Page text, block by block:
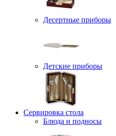
Десертные приборы
Детские приборы
Сервировка стола
Блюда и подносы